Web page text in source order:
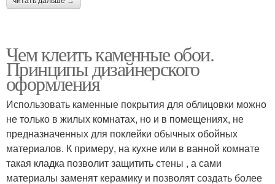
Чем клеить каменные обои.
Принципы дизайнерского
оформления
Использовать каменные покрытия для облицовки можно
не только в жилых комнатах, но и в помещениях, не
предназначенных для поклейки обычных обойных
материалов. К примеру, на кухне или в ванной комнате
такая кладка позволит защитить стены , а сами
материалы заменят керамику и позволят создать более